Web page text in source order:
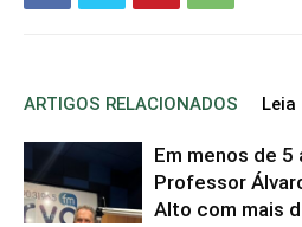
ARTIGOS RELACIONADOS
Em menos de
Professor
Alto com mais